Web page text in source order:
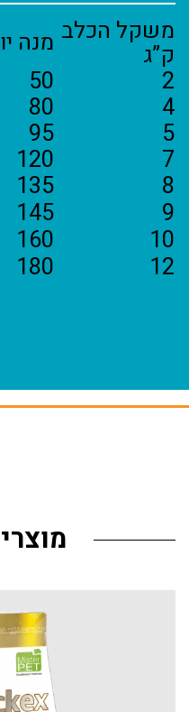
משקל הכלב
ק”ג
מנה
2
50
4
80
5
95
7
120
8
135
9
145
10
160
12
180